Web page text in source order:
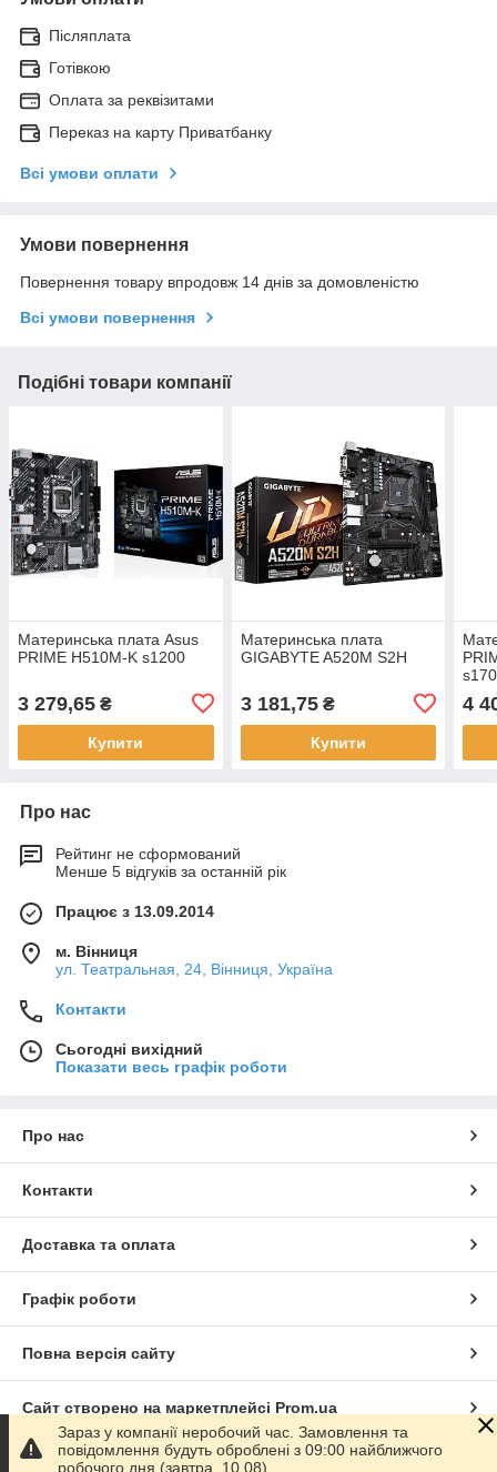
Післяплата
Готівкою
Оплата за реквізитами
Переказ на карту Приватбанку
Всі умови оплати
Умови повернення
Повернення товару впродовж 14 днів за домовленістю
Всі умови повернення
Подібні товари компанії
Материнська плата Asus
PRIME H510M-K s1200
3 279,65 ₴
Купити
Материнська плата
GIGABYTE A520M S2H
3 181,75₴
Купити
4
Про нас
Рейтинг не сформований
Менше 5 відгуків за останній рік
Працює з 13.09.2014
м. Вінниця
ул. Театральная, 24, Вінниця, Україна
Контакти
Сьогодні вихідний
Показати весь графік роботи
Про нас
Контакти
Доставка та оплата
Графік роботи
Повна версія сайту
Сайт створено на маркетплейсі Prom.ua
Політика конфіденційності
Зараз у компанії неробочий час. Замовлення та
повідомлення будуть оброблені з 09:00 найближчого
робочого дня (завтра, 10.08).